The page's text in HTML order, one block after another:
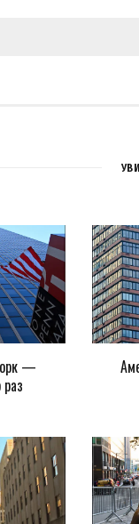
красавец!
Author
но вся красота
—